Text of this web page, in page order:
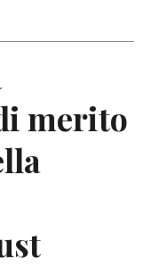
merito